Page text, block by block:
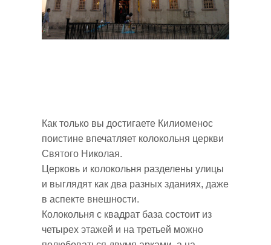
Как только вы достигаете Килиоменос
поистине впечатляет колокольня церкви
Святого Николая.
Церковь и колокольня разделены улицы
и выглядят как два разных зданиях, даже
в аспекте внешности.
Колокольня с квадрат база состоит из
четырех этажей и на третьей можно